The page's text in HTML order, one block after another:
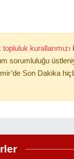
topluluk kurallarımızı
sorumluluğu
Son Dakika